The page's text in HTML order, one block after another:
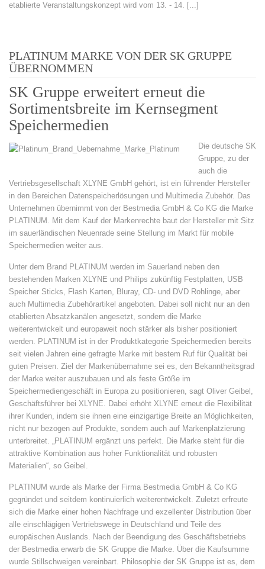
etablierte Veranstaltungskonzept wird vom 13. - 14. [...]
PLATINUM MARKE VON DER SK GRUPPE
ÜBERNOMMEN
SK Gruppe erweitert erneut die
Sortimentsbreite im Kernsegment
Speichermedien
Die deutsche SK
Gruppe, zu der
auch die
Vertriebsgesellschaft XLYNE GmbH gehört, ist ein führender Hersteller
in den Bereichen Datenspeicherlösungen und Multimedia Zubehör. Das
Unternehmen übernimmt von der Bestmedia GmbH & Co KG die Marke
PLATINUM. Mit dem Kauf der Markenrechte baut der Hersteller mit Sitz
im sauerländischen Neuenrade seine Stellung im Markt für mobile
Speichermedien weiter aus.
Unter dem Brand PLATINUM werden im Sauerland neben den
bestehenden Marken XLYNE und Philips zukünftig Festplatten, USB
Speicher Sticks, Flash Karten, Bluray, CD- und DVD Rohlinge, aber
auch Multimedia Zubehörartikel angeboten. Dabei soll nicht nur an den
etablierten Absatzkanälen angesetzt, sondern die Marke
weiterentwickelt und europaweit noch stärker als bisher positioniert
werden. PLATINUM ist in der Produktkategorie Speichermedien bereits
seit vielen Jahren eine gefragte Marke mit bestem Ruf für Qualität bei
guten Preisen. Ziel der Markenübernahme sei es, den Bekanntheitsgrad
der Marke weiter auszubauen und als feste Größe im
Speichermediengeschäft in Europa zu positionieren, sagt Oliver Geibel,
Geschäftsführer bei XLYNE. Dabei erhöht XLYNE erneut die Flexibilität
ihrer Kunden, indem sie ihnen eine einzigartige Breite an Möglichkeiten,
nicht nur bezogen auf Produkte, sondern auch auf Markenplatzierung
unterbreitet. „PLATINUM ergänzt uns perfekt. Die Marke steht für die
attraktive Kombination aus hoher Funktionalität und robusten
Materialien“, so Geibel.
PLATINUM wurde als Marke der Firma Bestmedia GmbH & Co KG
gegründet und seitdem kontinuierlich weiterentwickelt. Zuletzt erfreute
sich die Marke einer hohen Nachfrage und exzellenter Distribution über
alle einschlägigen Vertriebswege in Deutschland und Teile des
europäischen Auslands. Nach der Beendigung des Geschäftsbetriebs
der Bestmedia erwarb die SK Gruppe die Marke. Über die Kaufsumme
wurde Stillschweigen vereinbart. Philosophie der SK Gruppe ist es, dem